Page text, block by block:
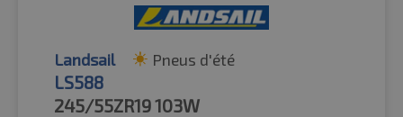
Landsail Pneus d'été
LS588
245/55ZR19103W